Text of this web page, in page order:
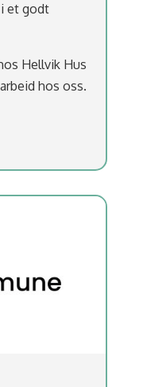
et godt
Hellvik Hus
hos oss.